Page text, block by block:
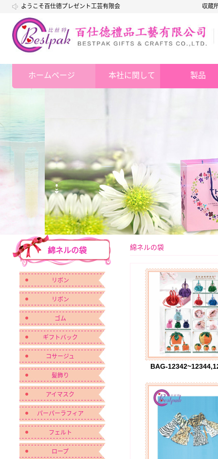
ようこそ百仕德プレゼント工芸有限会
収蔵
ホームページ 本社に関して 製品
綿ネルの袋
リボン
リボン
ゴム
ギフトバック
コサージュ
髪飾り
アイマスク
パーパーラフィア
フェルト
ロープ
綿ネルの袋
BAG-